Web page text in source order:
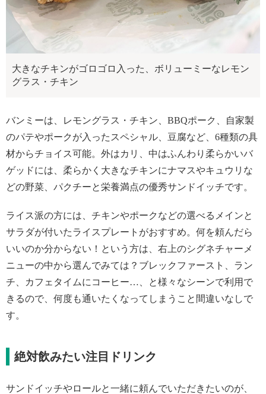
大きなチキンがゴロゴロ入った、ボリューミーなレモン
グラス・チキン
バンミーは、レモングラス・チキン、BBQポーク、自家製
のパテやポークが入ったスペシャル、豆腐など、6種類の具
材からチョイス可能。外はカリ、中はふんわり柔らかいバ
ゲッドには、柔らかく大きなチキンにナマスやキュウリな
どの野菜、パクチーと栄養満点の優秀サンドイッチです。
ライス派の方には、チキンやポークなどの選べるメインと
サラダが付いたライスプレートがおすすめ。何を頼んだら
いいのか分からない！という方は、右上のシグネチャーメ
ニューの中から選んでみては？ブレックファースト、ラン
チ、カフェタイムにコーヒー…、と様々なシーンで利用で
きるので、何度も通いたくなってしまうこと間違いなしで
す。
絶対飲みたい注目ドリンク
サンドイッチやロールと一緒に頼んでいただきたいのが、